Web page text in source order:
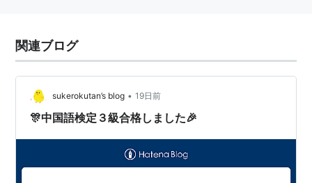
関連ブログ
sukerokutan’s blog • 19日前
🎊中国語検定３級合格しました🎉